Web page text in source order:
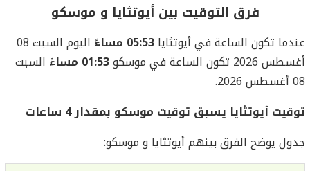
فرق التوقيت بين أيوتثايا و موسكو
عندما تكون الساعة في أيوتثايا05:53 مساءً
اليوم السبت 08
أغسطس 2026 تكون الساعة في موسكو
01:53 مساءً
السبت
08 أغسطس 2026.
توقيت أيوتثايا يسبق توقيت موسكو بمقدار 4 ساعات
جدول يوضح الفرق بينهم أيوتثايا و موسكو: